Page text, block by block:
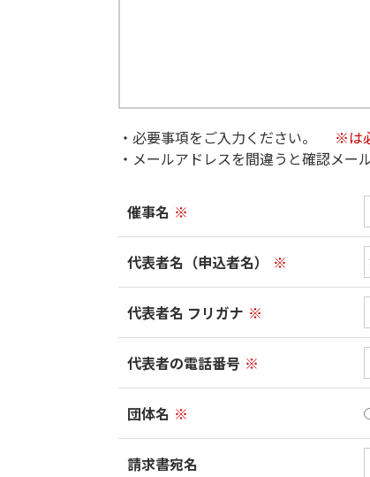
・必要事項をご入力ください。
※は
・メールアドレスを間違うと確認メー
催事名 ※
代表者名（申込者名） ※
代表者名 フリガナ ※
代表者の電話番号 ※
団体名 ※
請求書宛名